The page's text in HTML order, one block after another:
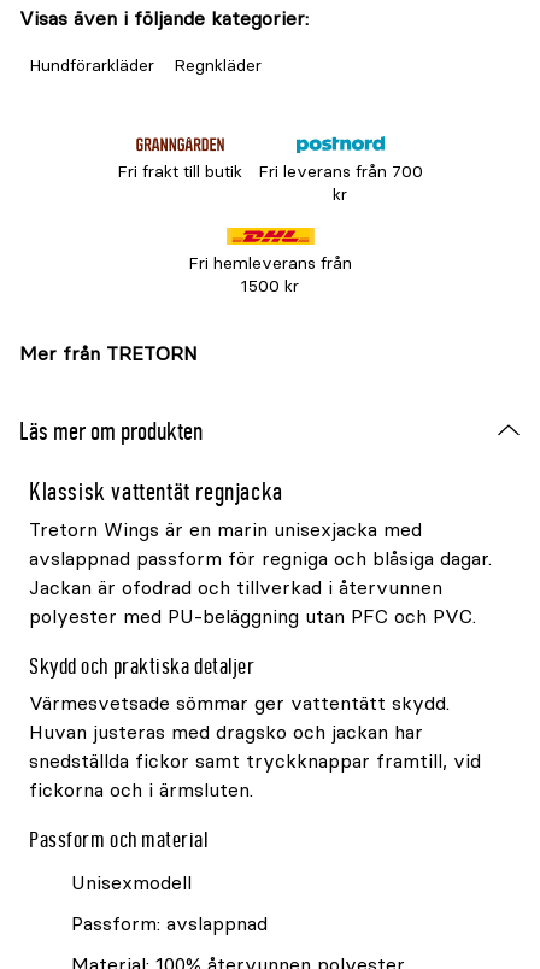
Visas även i följande kategorier:
Hundförarkläder Regnkläder
Fri frakt till butik
Fri leverans från 700
kr
Fri hemleverans från
1500 kr
Mer från TRETORN
Läs mer om produkten
Klassisk vattentät regnjacka
Tretorn Wings är en marin unisexjacka med
avslappnad passform för regniga och blåsiga dagar.
Jackan är ofodrad och tillverkad i återvunnen
polyester med PU-beläggning utan PFC och PVC.
Skydd och praktiska detaljer
Värmesvetsade sömmar ger vattentätt skydd.
Huvan justeras med dragsko och jackan har
snedställda fickor samt tryckknappar framtill, vid
fickorna och i ärmsluten.
Passform och material
Unisexmodell
Passform: avslappnad